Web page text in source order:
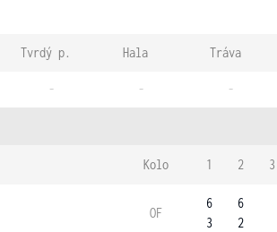
Tvrdý p. Hala Tráva
- - -
Kolo 1 2 3
OF
6
3
6
2